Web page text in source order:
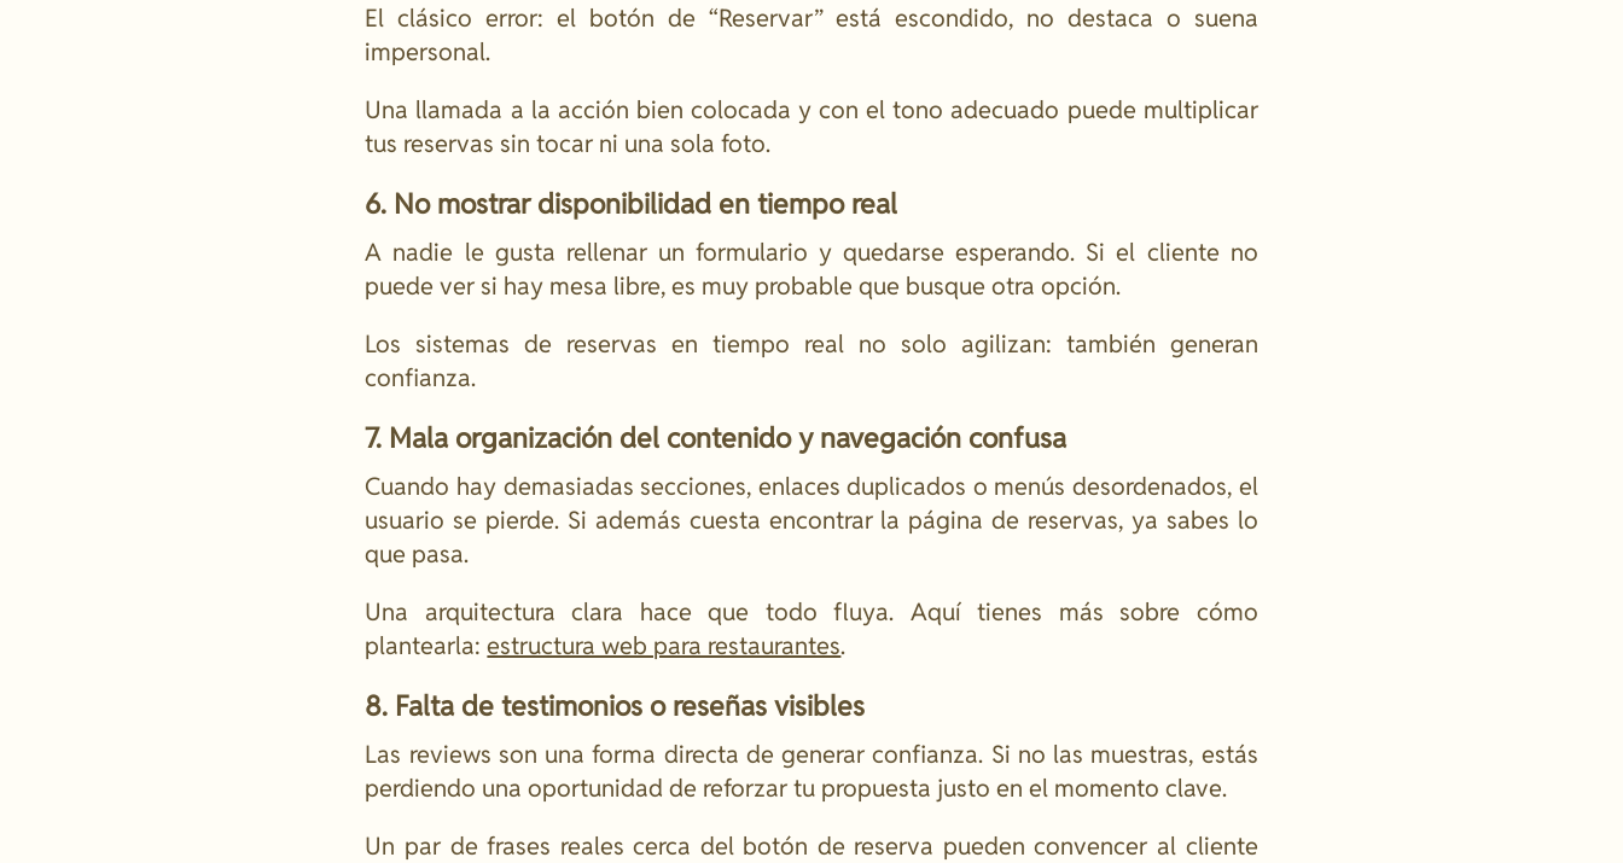
El clásico error: el botón de “Reservar” está escondido, no destaca o suena
impersonal.
Una llamada a la acción bien colocada y con el tono adecuado puede multiplicar
tus reservas sin tocar ni una sola foto.
6. No mostrar disponibilidad en tiempo real
A nadie le gusta rellenar un formulario y quedarse esperando. Si el cliente no
puede ver si hay mesa libre, es muy probable que busque otra opción.
Los sistemas de reservas en tiempo real no solo agilizan: también generan
confianza.
7. Mala organización del contenido y navegación confusa
Cuando hay demasiadas secciones, enlaces duplicados o menús desordenados, el
usuario se pierde. Si además cuesta encontrar la página de reservas, ya sabes lo
que pasa.
Una arquitectura clara hace que todo fluya. Aquí tienes más sobre cómo
plantearla:estructura web para restaurantes.
8. Falta de testimonios o reseñas visibles
Las reviews son una forma directa de generar confianza. Si no las muestras, estás
perdiendo una oportunidad de reforzar tu propuesta justo en el momento clave.
Un par de frases reales cerca del botón de reserva pueden convencer al cliente